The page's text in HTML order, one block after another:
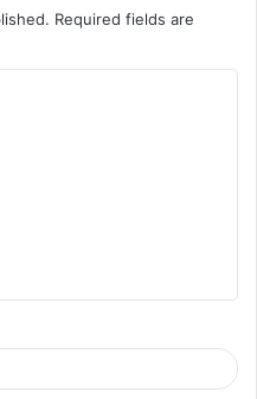
Required fields are